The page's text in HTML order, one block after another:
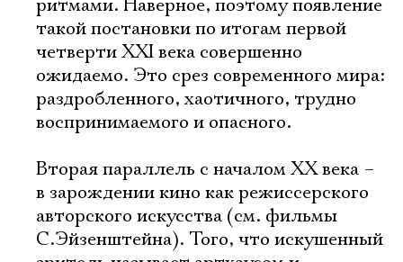
ритмами. Наверное, поэтому появление
такой постановки по итогам первой
четверти XXI века совершенно
ожидаемо. Это срез современного мира:
раздробленного, хаотичного, трудно
воспринимаемого и опасного.
Вторая параллель с началом ХХ века –
в зарождении кино как режиссерского
авторского искусства (см. фильмы
С.Эйзенштейна). Того, что искушенный